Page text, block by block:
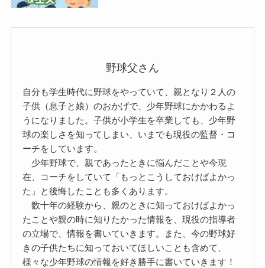
野球父さん
自分も学生時代に野球をやっていて、親となり２人の
子供（息子と娘）のおかげで、少年野球にかかわるよ
うになりました。子供が小学生を卒業しても、少年野
球の楽しさを知ってしまい、いまでも現役の監督・コ
ーチをしています。
少年野球で、親であったときに悩んだことや今現
在、コーチをしていて「もっとこうしておけばよかっ
た」と後悔したことも多くあります。
数十年の経験から、親のときに知っておけばよかっ
たことや親の時に知りたかった情報を、現役の指導者
の立場で、情報を書いていきます。また、今の野球好
きの子供たちに知っておいてほしいことも含めて、
様々な少年野球の情報を好き勝手に書いていきます！